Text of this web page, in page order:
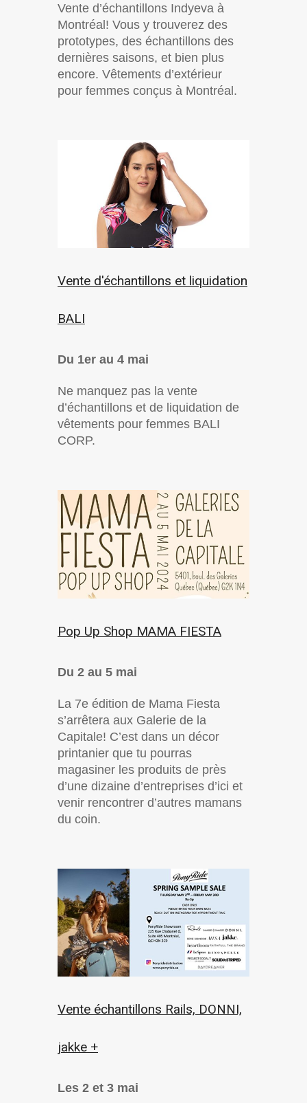
Vente d’échantillons Indyeva à
Montréal! Vous y trouverez des
prototypes, des échantillons des
dernières saisons, et bien plus
encore. Vêtements d’extérieur
pour femmes conçus à Montréal.
Vente d'échantillons et liquidation
BALI
Du 1er au 4 mai
Ne manquez pas la vente
d’échantillons et de liquidation de
vêtements pour femmes BALI
CORP.
Pop Up Shop MAMA FIESTA
Du 2 au 5 mai
La 7e édition de Mama Fiesta
s’arrêtera aux Galerie de la
Capitale! C’est dans un décor
printanier que tu pourras
magasiner les produits de près
d’une dizaine d’entreprises d’ici et
venir rencontrer d’autres mamans
du coin.
Vente échantillons Rails, DONNI,
jakke +
Les 2 et 3 mai